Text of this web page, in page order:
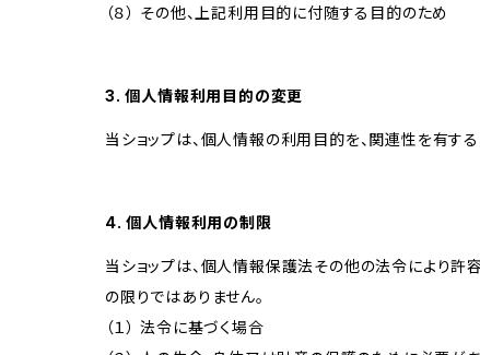
（８） その他、上記利用目的に付随する目的のため
3. 個人情報利用目的の変更
当ショップは、個人情報の利用目的を、関連性を有す
4. 個人情報利用の制限
当ショップは、個人情報保護法その他の法令により許
の限りではありません。
（１） 法令に基づく場合